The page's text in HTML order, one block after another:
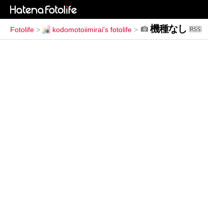
Fotolife > kodomotoiimirai's fotolife > 機種なし